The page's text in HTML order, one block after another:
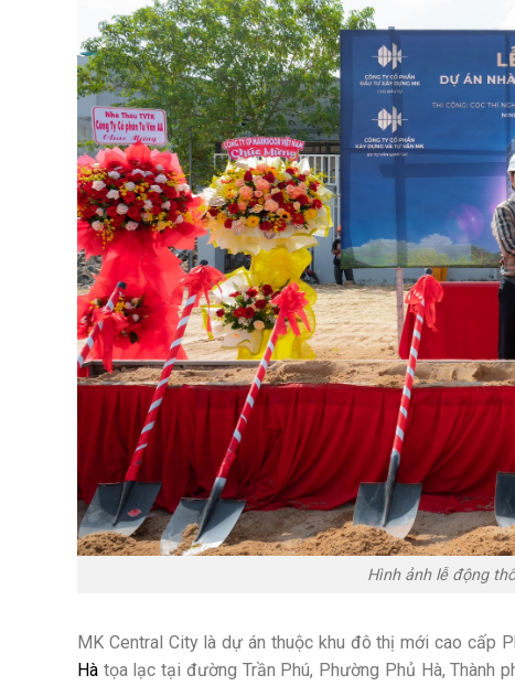
Hình ảnh lễ động
MK Central City là dự án thuộc khu đô thị mới cao cấp
Hà tọa lạc tại đường Trần Phú, Phường Phủ Hà, Thành